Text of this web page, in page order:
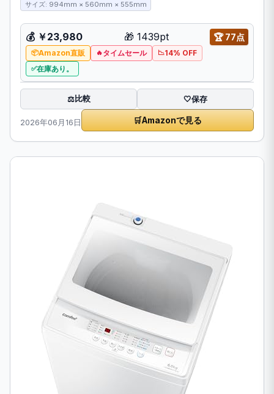
サイズ: 994mm × 560mm × 555mm
💰 ￥23,980 🎁 1439pt 🏆77点
Amazon直販 タイムセール
14% OFF
在庫あり。
⚖️比較 🤍保存
2026年06月16日 🛒Amazonで見る